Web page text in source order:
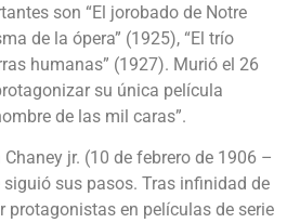
son “El jorobado de Notre
de la ópera” (1925), “El trío
humanas” (1927). Murió el 26
su única película
de las mil caras”.
jr. (10 de febrero de 1906 –
sus pasos. Tras infinidad de
protagonistas en películas de serie